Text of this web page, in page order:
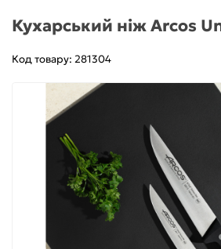
Кухарський ніж Arcos
Код товару: 281304